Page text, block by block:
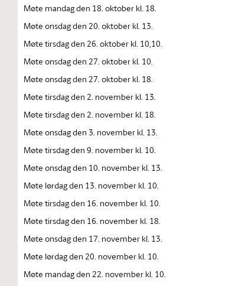
Møte mandag den 18. oktober kl. 18.
Møte onsdag den 20. oktober kl. 13.
Møte tirsdag den 26. oktober kl. 10,10.
Møte onsdag den 27. oktober kl. 10.
Møte onsdag den 27. oktober kl. 18.
Møte tirsdag den 2. november kl. 13.
Møte tirsdag den 2. november kl. 18.
Møte onsdag den 3. november kl. 13.
Møte tirsdag den 9. november kl. 10.
Møte onsdag den 10. november kl. 13.
Møte lørdag den 13. november kl. 10.
Møte tirsdag den 16. november kl. 10.
Møte tirsdag den 16. november kl. 18.
Møte onsdag den 17. november kl. 13.
Møte lørdag den 20. november kl. 10.
Møte mandag den 22. november kl. 10.